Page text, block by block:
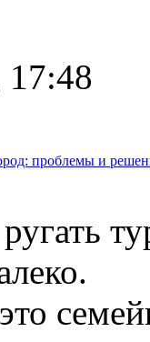
проблемы и